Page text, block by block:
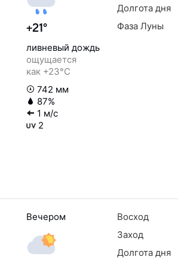
+21°
ливневый дождь
ощущается
как +23°C
742 мм
87%
1 м/с
2
Долгота дня
Фаза Луны
Вечером Восход
Заход
Долгота дня